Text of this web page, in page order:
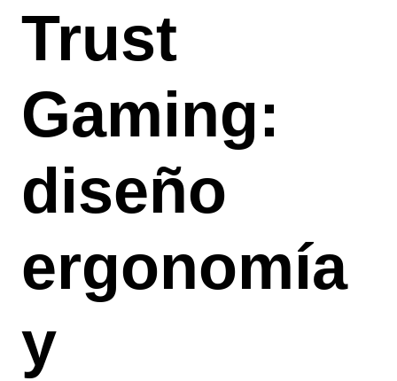
Trust
Gaming:
diseño
ergonomía
y